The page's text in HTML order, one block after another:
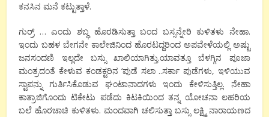
ಕನಸಿನ ಮನೆ ಕಟ್ಟುತ್ತಾಳೆ.
ಗುರ್ರ್ … ಎಂದು ಶಬ್ಧ ಹೊರಡಿಸುತ್ತಾ ಬಂದ ಬಸ್ಸನ್ನೇರಿ ಕುಳಿತಳು ನೇಹಾ.
ಇಂದು ಬಹಳ ಬೇಗನೇ ಕಾಲೇಜಿನಿಂದ ಹೊರಟದ್ದರಿಂದ ಅಪವೇಳೆಯಲ್ಲಿ ಅಷ್ಟು
ಜನಸಂದಣಿ ಇಲ್ಲದೇ ಬಸ್ಸು ಖಾಲಿಯಾಗಿತ್ತು.ಯಾವತ್ತೂ ಬೆಳಗ್ಗಿನ ಪೂಜಾ
ಮಂತ್ರದಂತೆ ಕೇಳುವ ಕಂಡಕ್ಟರಿನ ‘ಪುಡೆ ಸಲಾ ..ಸರ್ಕಾ ಪುಡೆಗಳು, ಇಳಿಯುವ
ಸ್ಟಾಪನ್ನು ಗುರ್ತಿಸಿಕೊಡುವ ಘಂಟಾನಾದಗಳು ಇಂದು ಕೇಳಿಸುತ್ತಿಲ್ಲ. ನೇಹಾ
ಕಾತ್ರಾಜಿಗೊಂದು ಟಿಕೇಟು ಪಡೆದು ಕಿಟಕಿಯಿಂದ ತನ್ನ ಯೋಚನಾ ಲಹರಿಯ
ಬಲೆ ಹೊರಚಾಚಿ ಕುಳಿತಳು. ಮಂದವಾಗಿ ಚಲಿಸುತ್ತಾ ಬಸ್ಸು ಲಕ್ಷ್ಮಿ ನಾರಾಯಣದ